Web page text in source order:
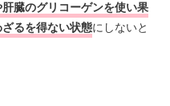
臓のグリコーゲンを使い果
るを得ない状態にしないと